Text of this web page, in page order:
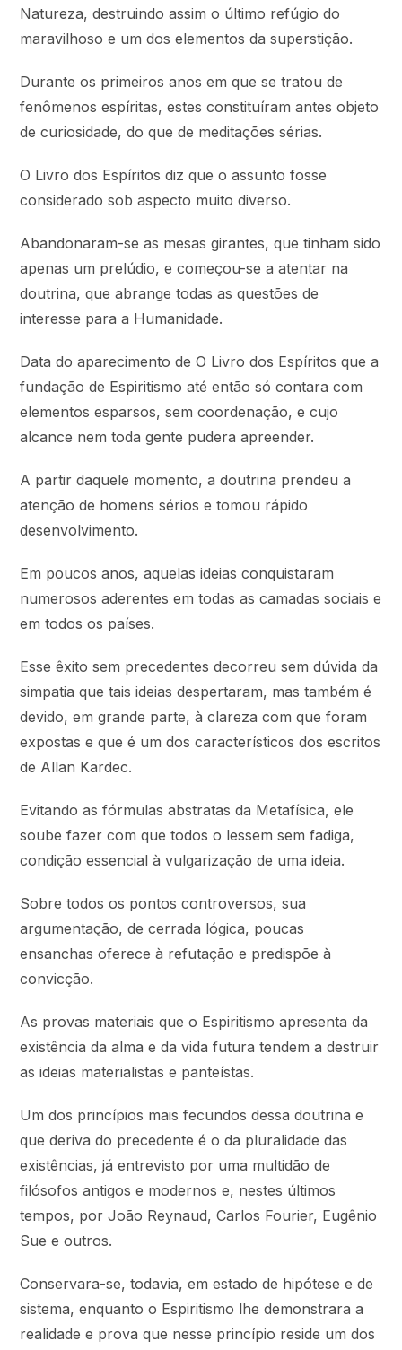
Natureza, destruindo assim o último refúgio do
maravilhoso e um dos elementos da superstição.
Durante os primeiros anos em que se tratou de
fenômenos espíritas, estes constituíram antes objeto
de curiosidade, do que de meditações sérias.
O Livro dos Espíritos diz que o assunto fosse
considerado sob aspecto muito diverso.
Abandonaram-se as mesas girantes, que tinham sido
apenas um prelúdio, e começou-se a atentar na
doutrina, que abrange todas as questões de
interesse para a Humanidade.
Data do aparecimento de O Livro dos Espíritos que a
fundação de Espiritismo até então só contara com
elementos esparsos, sem coordenação, e cujo
alcance nem toda gente pudera apreender.
A partir daquele momento, a doutrina prendeu a
atenção de homens sérios e tomou rápido
desenvolvimento.
Em poucos anos, aquelas ideias conquistaram
numerosos aderentes em todas as camadas sociais e
em todos os países.
Esse êxito sem precedentes decorreu sem dúvida da
simpatia que tais ideias despertaram, mas também é
devido, em grande parte, à clareza com que foram
expostas e que é um dos característicos dos escritos
de Allan Kardec.
Evitando as fórmulas abstratas da Metafísica, ele
soube fazer com que todos o lessem sem fadiga,
condição essencial à vulgarização de uma ideia.
Sobre todos os pontos controversos, sua
argumentação, de cerrada lógica, poucas
ensanchas oferece à refutação e predispõe à
convicção.
As provas materiais que o Espiritismo apresenta da
existência da alma e da vida futura tendem a destruir
as ideias materialistas e panteístas.
Um dos princípios mais fecundos dessa doutrina e
que deriva do precedente é o da pluralidade das
existências, já entrevisto por uma multidão de
filósofos antigos e modernos e, nestes últimos
tempos, por João Reynaud, Carlos Fourier, Eugênio
Sue e outros.
Conservara-se, todavia, em estado de hipótese e de
sistema, enquanto o Espiritismo lhe demonstrara a
realidade e prova que nesse princípio reside um dos